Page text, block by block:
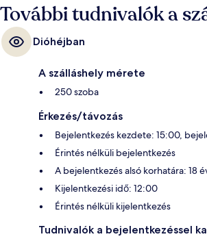
További tudnivalók a
Dióhéjban
A szálláshely mérete
250 szoba
Érkezés/távozás
Bejelentkezés kezdete: 15:00,
Érintés nélküli bejelentkezés
A bejelentkezés alsó korhatára: 18
Kijelentkezési idő: 12:00
Érintés nélküli kijelentkezés
Tudnivalók a bejelentkezéssel